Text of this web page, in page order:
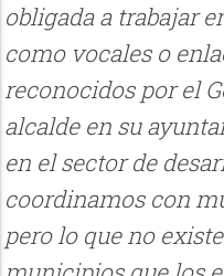
obligada a trabajar
como vocales o
reconocidos por el
alcalde en su
en el sector de
coordinamos con
pero lo que no